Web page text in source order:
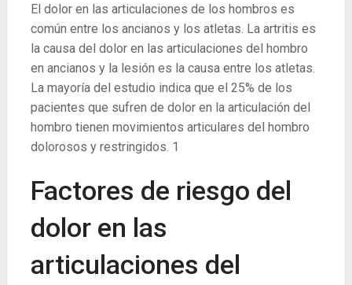
El dolor en las articulaciones de los hombros es
común entre los ancianos y los atletas. La artritis es
la causa del dolor en las articulaciones del hombro
en ancianos y la lesión es la causa entre los atletas.
La mayoría del estudio indica que el 25% de los
pacientes que sufren de dolor en la articulación del
hombro tienen movimientos articulares del hombro
dolorosos y restringidos. 1
Factores de riesgo del
dolor en las
articulaciones del